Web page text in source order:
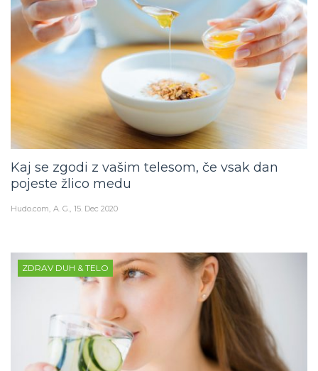
Kaj se zgodi z vašim telesom, če vsak dan
pojeste žlico medu
Hudo.com A. G. 15. Dec 2020
ZDRAV DUH & TELO